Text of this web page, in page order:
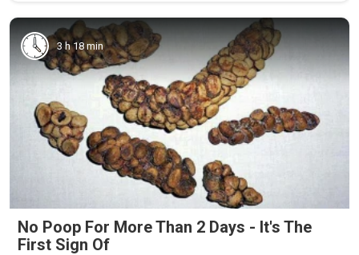
3 h 18 min
No Poop For More Than 2 Days - It's The
First Sign Of